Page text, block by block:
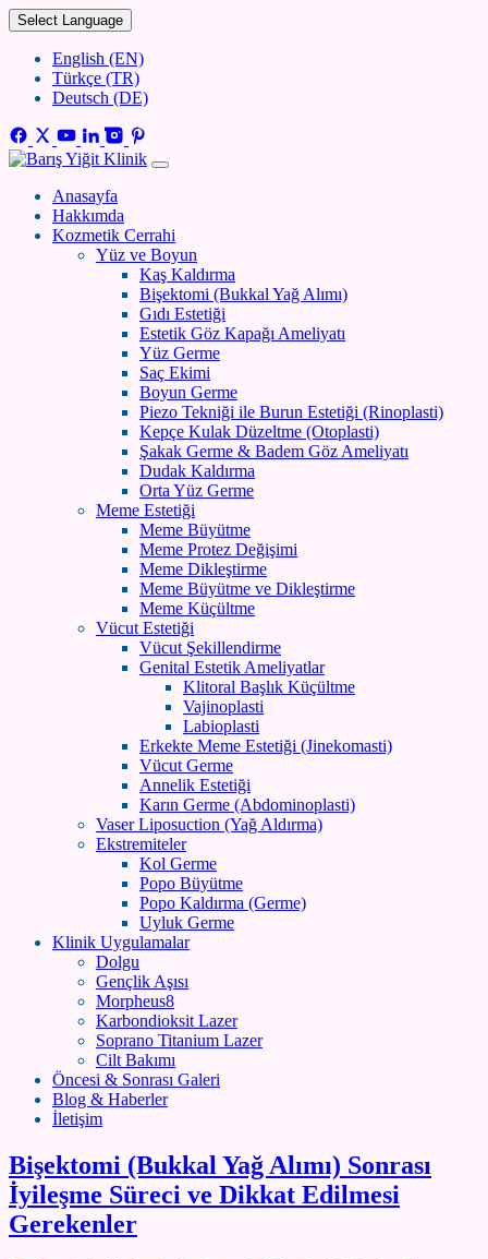
Select Language
English (EN)
Türkçe (TR)
Deutsch (DE)
Anasayfa
Hakkımda
Kozmetik Cerrahi
Yüz ve Boyun
Kaş Kaldırma
Bişektomi (Bukkal Yağ Alımı)
Gıdı Estetiği
Estetik Göz Kapağı Ameliyatı
Yüz Germe
Saç Ekimi
Boyun Germe
Piezo Tekniği ile Burun Estetiği (Rinoplasti)
Kepçe Kulak Düzeltme (Otoplasti)
Şakak Germe & Badem Göz Ameliyatı
Dudak Kaldırma
Orta Yüz Germe
Meme Estetiği
Meme Büyütme
Meme Protez Değişimi
Meme Dikleştirme
Meme Büyütme ve Dikleştirme
Meme Küçültme
Vücut Estetiği
Vücut Şekillendirme
Genital Estetik Ameliyatlar
Klitoral Başlık Küçültme
Vajinoplasti
Labioplasti
Erkekte Meme Estetiği (Jinekomasti)
Vücut Germe
Annelik Estetiği
Karın Germe (Abdominoplasti)
Vaser Liposuction (Yağ Aldırma)
Ekstremiteler
Kol Germe
Popo Büyütme
Popo Kaldırma (Germe)
Uyluk Germe
Klinik Uygulamalar
Dolgu
Gençlik Aşısı
Morpheus8
Karbondioksit Lazer
Soprano Titanium Lazer
Cilt Bakımı
Öncesi & Sonrası Galeri
Blog & Haberler
İletişim
Bişektomi (Bukkal Yağ Alımı) Sonrası
İyileşme Süreci ve Dikkat Edilmesi
Gerekenler